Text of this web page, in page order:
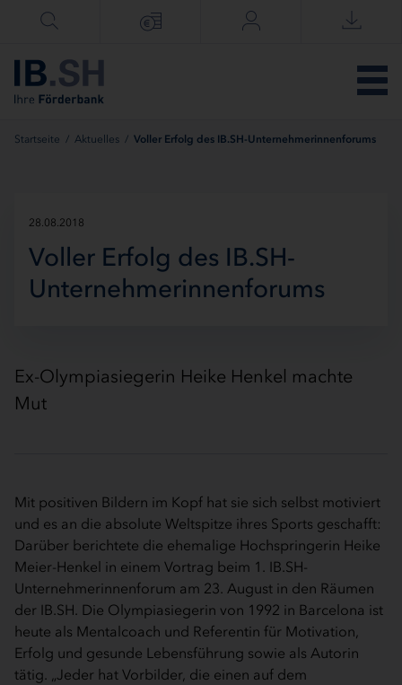
Menü überspringen
Startseite / Aktuelles / Voller Erfolg des IB.SH-Unternehmerinnenforums
28.08.2018
Voller Erfolg des IB.SH-
Unternehmerinnenforums
Ex-Olympiasiegerin Heike Henkel machte
Mut
Mit positiven Bildern im Kopf hat sie sich selbst motiviert
und es an die absolute Weltspitze ihres Sports geschafft:
Darüber berichtete die ehemalige Hochspringerin Heike
Meier-Henkel in einem Vortrag beim 1. IB.SH-
Unternehmerinnenforum am 23. August in den Räumen
der IB.SH. Die Olympiasiegerin von 1992 in Barcelona ist
heute als Mentalcoach und Referentin für Motivation,
Erfolg und gesunde Lebensführung sowie als Autorin
tätig. „Jeder hat Vorbilder, die einen auf dem